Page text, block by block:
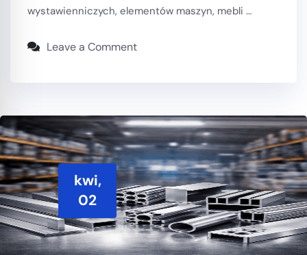
wystawienniczych, elementów maszyn, mebli …
Leave a Comment
kwi,
02